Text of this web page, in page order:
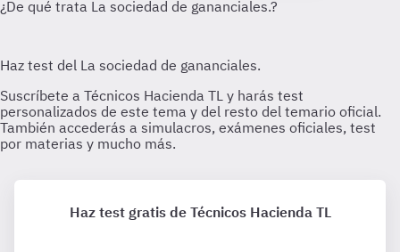
Haz test gratis de Técnicos Hacienda TL